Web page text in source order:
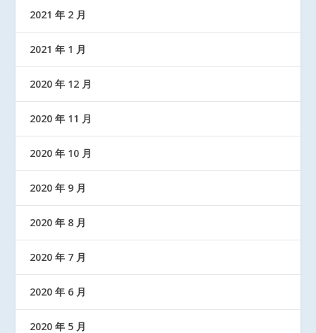
2021 年 2 月
2021 年 1 月
2020 年 12 月
2020 年 11 月
2020 年 10 月
2020 年 9 月
2020 年 8 月
2020 年 7 月
2020 年 6 月
2020 年 5 月